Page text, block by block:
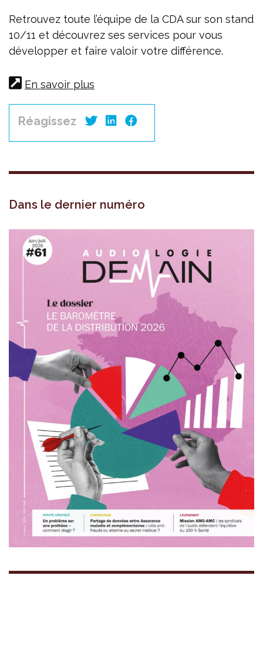
Retrouvez toute l’équipe de la CDA sur son stand
10/11 et découvrez ses services pour vous
développer et faire valoir votre différence.
En savoir plus
Réagissez
Dans le dernier numéro